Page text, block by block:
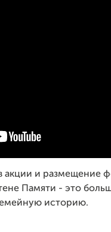
акции и размещение
Памяти - это
историю.